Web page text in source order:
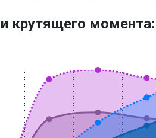
крутящего момента: